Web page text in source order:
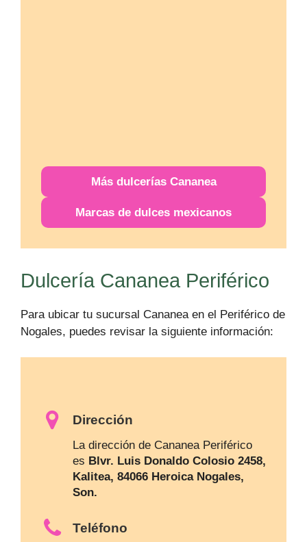
Más dulceríasCananea
Marcas de dulces mexicanos
Dulcería Cananea Periférico
Para ubicar tu sucursal Cananea en el Periférico de
Nogales, puedes revisar la siguiente información:
Dirección
La dirección de Cananea Periférico
es Blvr. Luis Donaldo Colosio 2458,
Kalitea, 84066 Heroica Nogales,
Son.
Teléfono